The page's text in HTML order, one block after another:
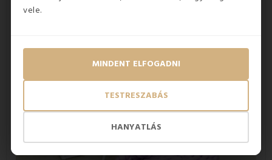
vele.
HANYATLÁS
TESTRESZABÁS
MINDENT ELFOGADNI